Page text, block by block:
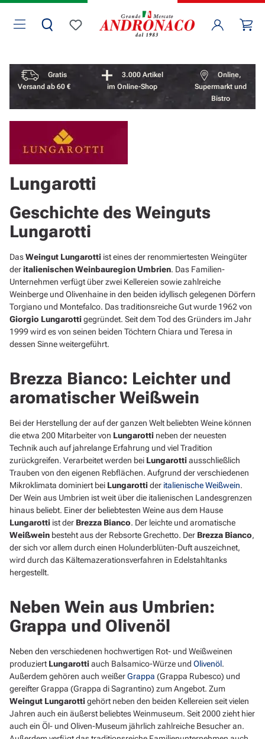
Zum Hauptinhalt springen
Du hast 0 Produkte auf dem Merkzettel
Vorteile überspringen
Gratis
Versand ab 60 €
3.000 Artikel
im Online-Shop
Online,
Supermarkt und
Bistro
Lungarotti
Geschichte des Weinguts
Lungarotti
DasWeingut Lungarotti ist eines der renommiertesten Weingüter
deritalienischen Weinbauregion Umbrien. Das Familien-
Unternehmen verfügt über zwei Kellereien sowie zahlreiche
Weinberge und Olivenhaine in den beiden idyllisch gelegenen Dörfern
Torgiano und Montefalco. Das traditionsreiche Gut wurde 1962 von
Giorgio Lungarottigegründet. Seit dem Tod des Gründers im Jahr
1999 wird es von seinen beiden Töchtern Chiara und Teresa in
dessen Sinne weitergeführt.
Brezza Bianco: Leichter und
aromatischer Weißwein
Bei der Herstellung der auf der ganzen Welt beliebten Weine können
die etwa 200 Mitarbeiter von Lungarotti neben der neuesten
Technik auch auf jahrelange Erfahrung und viel Tradition
zurückgreifen. Verarbeitet werden bei Lungarottiausschließlich
Trauben von den eigenen Rebflächen. Aufgrund der verschiedenen
Mikroklimata dominiert bei Lungarottider italienische Weißwein.
Der Wein aus Umbrien ist weit über die italienischen Landesgrenzen
hinaus beliebt. Einer der beliebtesten Weine aus dem Hause
Lungarotti ist der Brezza Bianco. Der leichte und aromatische
Weißwein besteht aus der Rebsorte Grechetto. Der Brezza Bianco,
der sich vor allem durch einen Holunderblüten-Duft auszeichnet,
wird durch das Kältemazerationsverfahren in Edelstahltanks
hergestellt.
Neben Wein aus Umbrien:
Grappa und Olivenöl
Neben den verschiedenen hochwertigen Rot- und Weißweinen
produziert Lungarottiauch Balsamico-Würze und Olivenöl.
Außerdem gehören auch weißerGrappa (Grappa Rubesco) und
gereifter Grappa (Grappa di Sagrantino) zum Angebot. Zum
Weingut Lungarottigehört neben den beiden Kellereien seit vielen
Jahren auch ein äußerst beliebtes Weinmuseum. Seit 2000 zieht hier
auch ein Öl- und Oliven-Museum jährlich zahlreiche Besucher an.